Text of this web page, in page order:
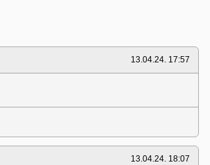
13.04.24. 17:57
13.04.24. 18:07